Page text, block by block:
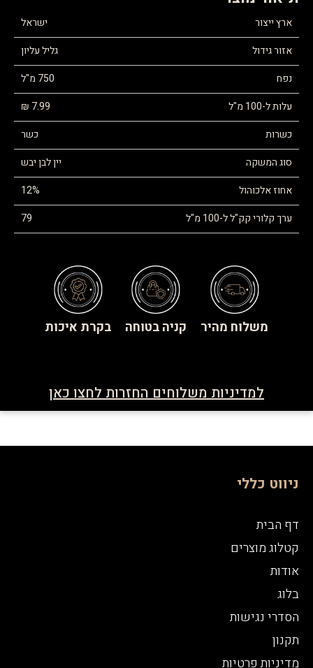
ארץ ייצור
ישראל
אזור גידול
גליל עליון
נפח
750 מ"ל
עלות ל-100 מ"ל
7.99 ₪
כשרות
כשר
סוג המשקה
יין לבן יבש
אחוז אלכוהול
12%
ערך קלורי קק"ל ל-100 מ"ל
79
משלוח מהיר קניה בטוחה בקרת איכות
למדיניות משלוחים החזרות לחצו כאן
ניווט כללי
דף הבית
קטלוג מוצרים
אודות
בלוג
הסדרי נגישות
תקנון
מדיניות פרטיות